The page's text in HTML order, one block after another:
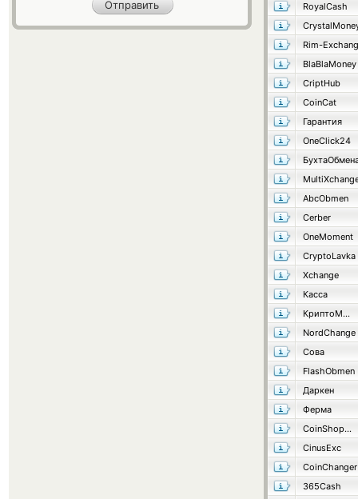
RoyalCash
Rim-
BlaBlaMoney
CriptHub
CoinCat
Гарантия
OneClick24
AbcObmen
Cerber
OneMoment
CryptoLavka
Xchange
Касса
КриптоМенялка
NordChange
Сова
FlashObmen
Даркен
Ферма
CoinShop24
CinusExc
CoinChanger
365Cash